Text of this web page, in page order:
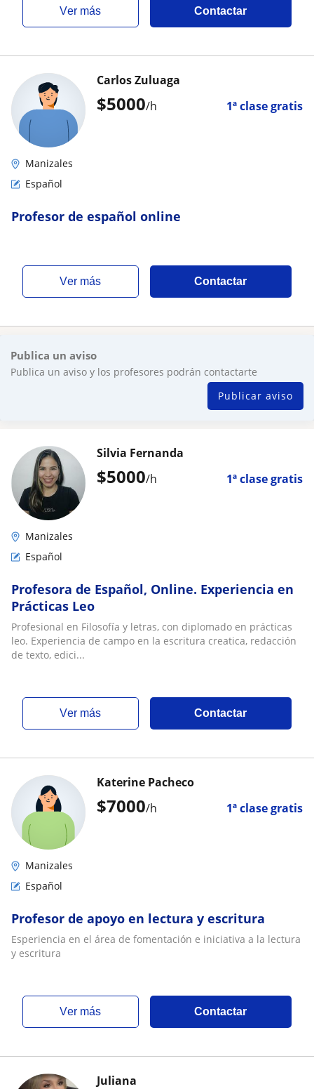
ver más Contactar
$5000/h 1ª clase gratis
Carlos Zuluaga
Manizales
Español
Profesor de español online
ver más Contactar
Publica un aviso
Publica un aviso y los profesores podrán contactarte
Publicar aviso
$5000/h 1ª clase gratis
Silvia Fernanda
Manizales
Español
Profesora de Español, Online. Experiencia en
Prácticas Leo
Profesional en Filosofía y letras, con diplomado en prácticas
leo. Experiencia de campo en la escritura creatica, redacción
de texto, edici...
ver más Contactar
$7000/h 1ª clase gratis
Katerine Pacheco
Manizales
Español
Profesor de apoyo en lectura y escritura
Esperiencia en el área de fomentación e iniciativa a la lectura
y escritura
ver más Contactar
Juliana